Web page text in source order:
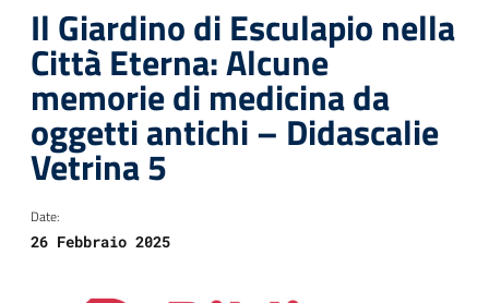
Il Giardino di Esculapio nella
Città Eterna: Alcune
memorie di medicina da
oggetti antichi – Didascalie
Vetrina 5
Date:
26 Febbraio 2025